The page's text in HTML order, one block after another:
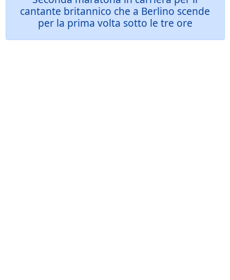
cantante britannico che a Berlino scende
per la prima volta sotto le tre ore